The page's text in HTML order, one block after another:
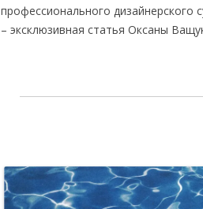
профессионального
– эксклюзивная статья Оксаны